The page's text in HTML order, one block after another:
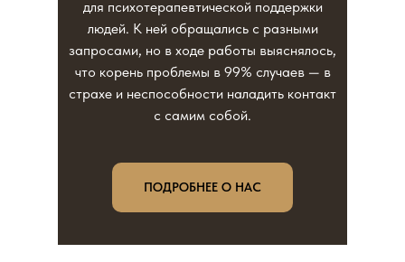
для психотерапевтической поддержки
людей. К ней обращались с разными
запросами, но в ходе работы выяснялось,
что корень проблемы в 99% случаев — в
страхе и неспособности наладить контакт
с самим собой.
ПОДРОБНЕЕ О НАС